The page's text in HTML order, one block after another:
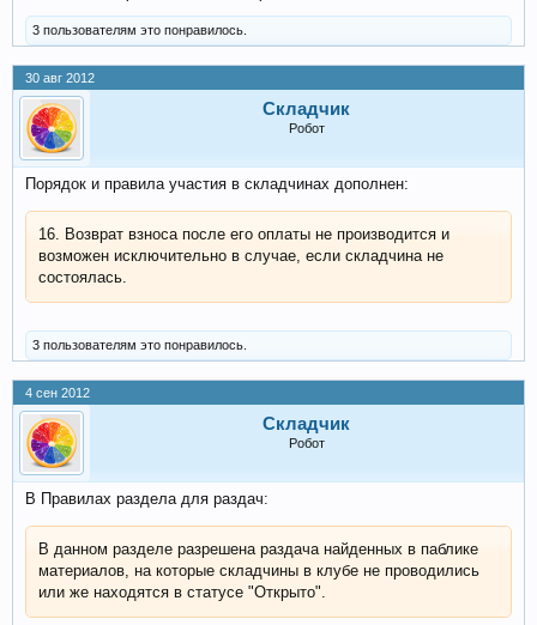
3 пользователям это понравилось.
30 авг 2012
Складчик
Робот
Порядок и правила участия в складчинах дополнен:
16. Возврат взноса после его оплаты не производится и
возможен исключительно в случае, если складчина не
состоялась.
3 пользователям это понравилось.
4 сен 2012
Складчик
Робот
В Правилах раздела для раздач:
В данном разделе разрешена раздача найденных в паблике
материалов, на которые складчины в клубе не проводились
или же находятся в статусе "Открыто".